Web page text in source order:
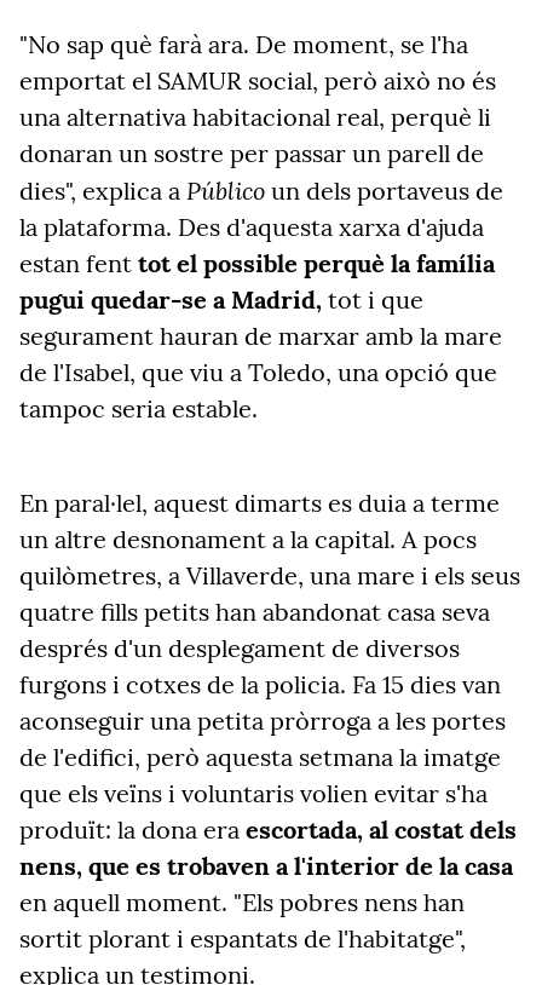
"No sap què farà ara. De moment, se l'ha
emportat el SAMUR social, però això no és
una alternativa habitacional real, perquè li
donaran un sostre per passar un parell de
dies", explica a Público un dels portaveus de
la plataforma. Des d'aquesta xarxa d'ajuda
estan fent tot el possible perquè la família
pugui quedar-se a Madrid, tot i que
segurament hauran de marxar amb la mare
de l'Isabel, que viu a Toledo, una opció que
tampoc seria estable.
En paral·lel, aquest dimarts es duia a terme
un altre desnonament a la capital. A pocs
quilòmetres, a Villaverde, una mare i els seus
quatre fills petits han abandonat casa seva
després d'un desplegament de diversos
furgons i cotxes de la policia. Fa 15 dies van
aconseguir una petita pròrroga a les portes
de l'edifici, però aquesta setmana la imatge
que els veïns i voluntaris volien evitar s'ha
produït: la dona era escortada, al costat dels
nens, que es trobaven a l'interior de la casa
en aquell moment. "Els pobres nens han
sortit plorant i espantats de l'habitatge",
explica un testimoni.